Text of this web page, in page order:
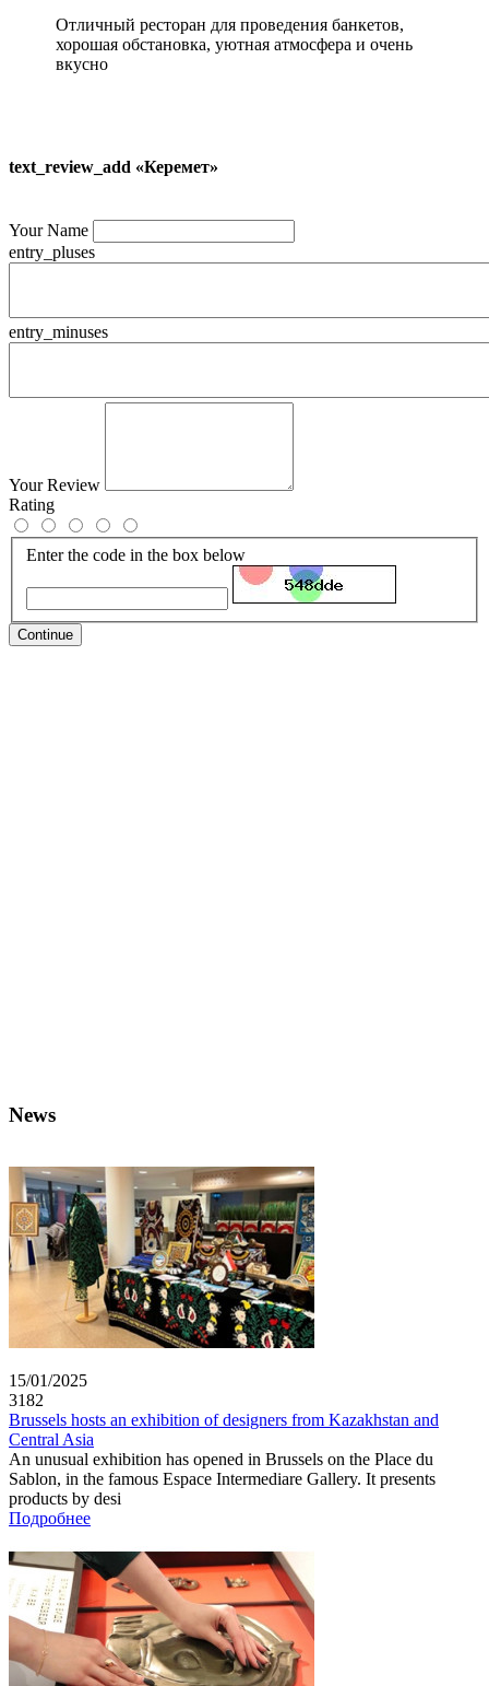
Отличный ресторан для проведения банкетов,
хорошая обстановка, уютная атмосфера и очень
вкусно
text_review_add «Керемет»
Your Name
entry_pluses
entry_minuses
Your Review
Rating
Enter the code in the box below
Continue
News
15/01/2025
3182
Brussels hosts an exhibition of designers from Kazakhstan and
Central Asia
An unusual exhibition has opened in Brussels on the Place du
Sablon, in the famous Espace Intermediare Gallery. It presents
products by desi
Подробнее